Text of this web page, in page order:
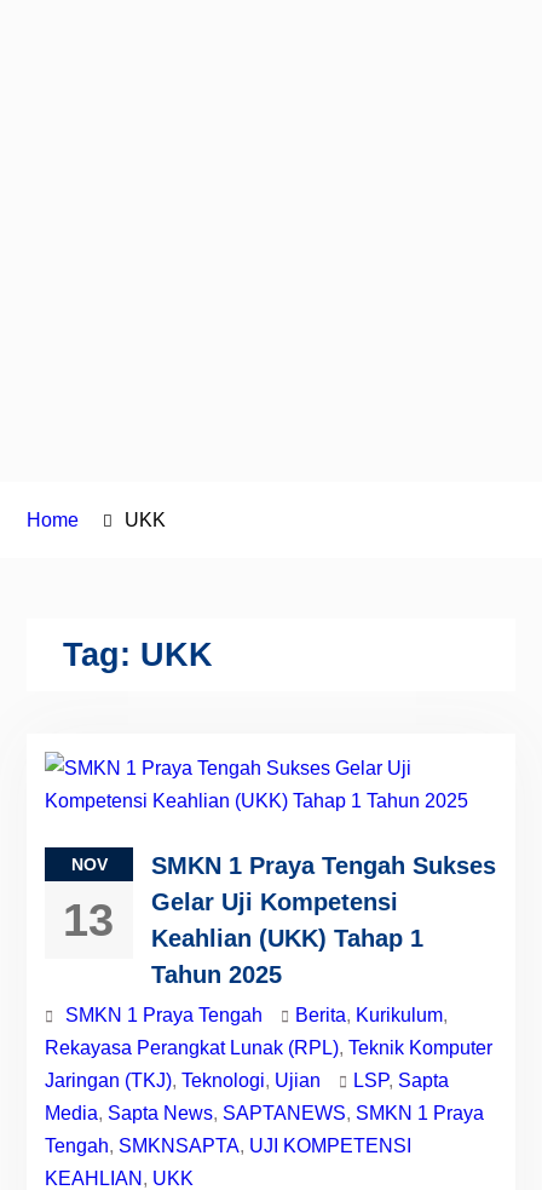
Home UKK
Tag: UKK
NOV
13
SMKN 1 Praya Tengah Sukses
Gelar Uji Kompetensi
Keahlian (UKK) Tahap 1
Tahun 2025
SMKN 1 Praya Tengah Berita, Kurikulum,
Rekayasa Perangkat Lunak (RPL), Teknik Komputer
Jaringan (TKJ), Teknologi, Ujian LSP, Sapta
Media, Sapta News, SAPTANEWS, SMKN 1 Praya
Tengah, SMKNSAPTA, UJI KOMPETENSI
KEAHLIAN , UKK